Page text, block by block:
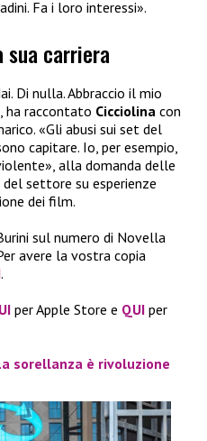
Fa i loro interessi».
sua carriera
Di nulla. Abbraccio il mio
ha raccontato Cicciolina con
«Gli abusi sui set del
capitare. Io, per esempio,
alla domanda delle
settore su esperienze
dei film.
sul numero di Novella
avere la vostra copia
.
per Apple Store e QUI per
La sorellanza è rivoluzione